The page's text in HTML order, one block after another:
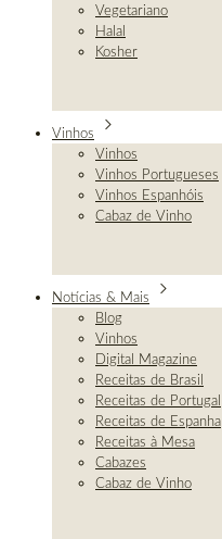
Vegetariano
Halal
Kosher
Vinhos
Vinhos
Vinhos Portugueses
Vinhos Espanhóis
Cabaz de Vinho
Notícias & Mais
Blog
Vinhos
Digital Magazine
Receitas de Brasil
Receitas de Portugal
Receitas de Espanha
Receitas à Mesa
Cabazes
Cabaz de Vinho